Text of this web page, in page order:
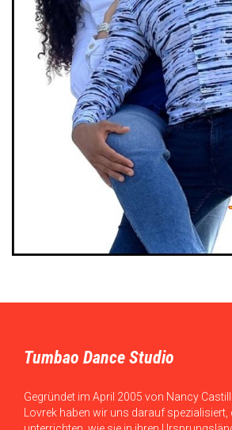
Tumbao Dance Studio
Gegründet im April 2005 von Nancy
Lovrek haben wir uns darauf spezialisiert,